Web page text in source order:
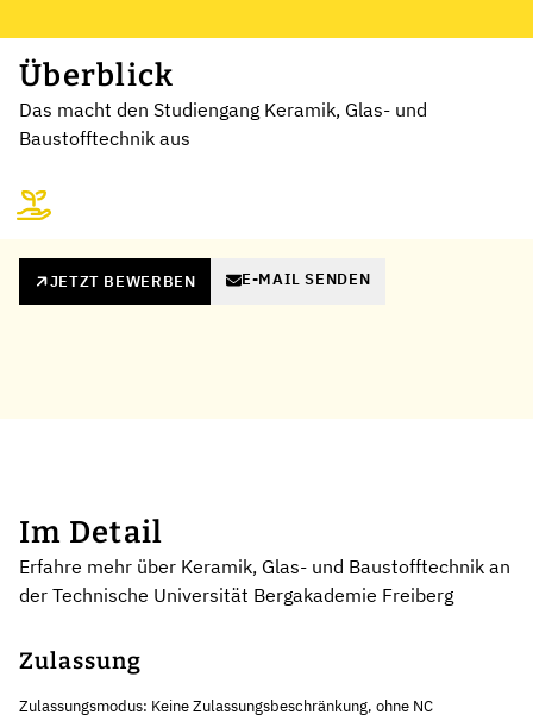
Überblick
Das macht den Studiengang Keramik, Glas- und
Baustofftechnik aus
JETZT BEWERBEN E-MAIL SENDEN
Im Detail
Erfahre mehr über Keramik, Glas- und Baustofftechnik an
der Technische Universität Bergakademie Freiberg
Zulassung
Zulassungsmodus: Keine Zulassungsbeschränkung, ohne NC